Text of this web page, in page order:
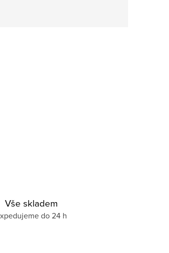
Vše skladem
do 24 h